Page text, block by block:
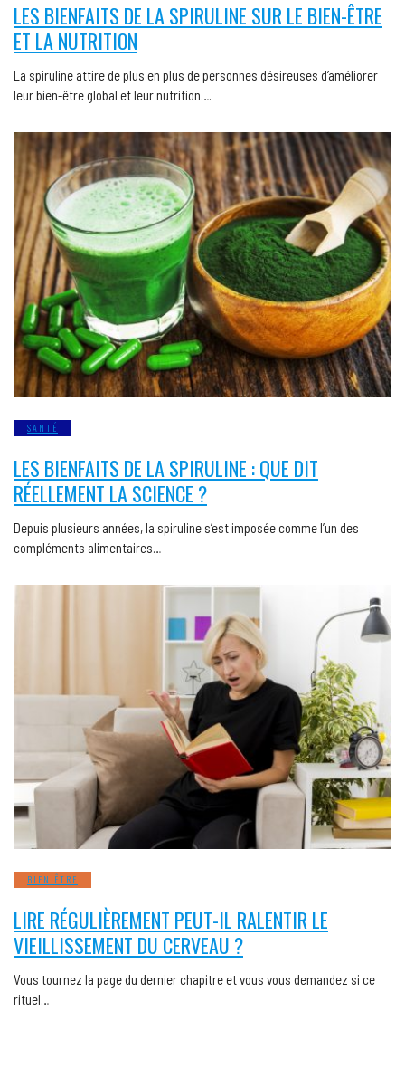
LES BIENFAITS DE LA SPIRULINE SUR LE BIEN-ÊTRE
ET LA NUTRITION
La spiruline attire de plus en plus de personnes désireuses d’améliorer
leur bien-être global et leur nutrition….
SANTÉ
LES BIENFAITS DE LA SPIRULINE : QUE DIT
RÉELLEMENT LA SCIENCE ?
Depuis plusieurs années, la spiruline s’est imposée comme l’un des
compléments alimentaires…
BIEN ÊTRE
LIRE RÉGULIÈREMENT PEUT-IL RALENTIR LE
VIEILLISSEMENT DU CERVEAU ?
Vous tournez la page du dernier chapitre et vous vous demandez si ce
rituel…